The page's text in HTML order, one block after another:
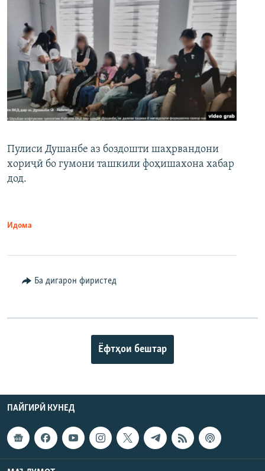
Пулиси Душанбе аз боздошти шаҳрвандони
хориҷӣ бо гумони ташкили фоҳишахона хабар
дод.
Идома
Ба дигарон фиристед
Ёфтҳои бештар
ПАЙГИРӢ КУНЕД